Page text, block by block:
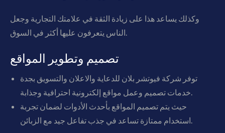
وكذلك يساعد هذا على زيادة الثقة في علامتك التجارية وجعل
الناس يتعرفون عليها أكثر في السوق.
تصميم وتطوير المواقع
توفر شركة فيوتشر بلان للدعاية والاعلان والتسويق بجدة
خدمات تصميم وعمل مواقع إلكترونية احترافية وجذابة.
حيث يتم تصميم المواقع بأحدث الأدوات لضمان تجربة
استخدام ممتازة تساعد في جذب تفاعل جيد مع الزبائن.